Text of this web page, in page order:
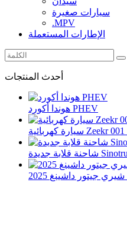
سيارات صغيرة
.MPV
الإطارات المستعملة
أحدث المنتجات
هوندا أكورد PHEV